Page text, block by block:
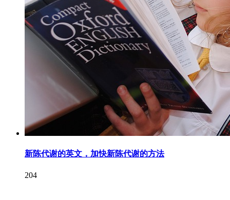
新陈代谢的英文，加快新陈代谢的方法
204